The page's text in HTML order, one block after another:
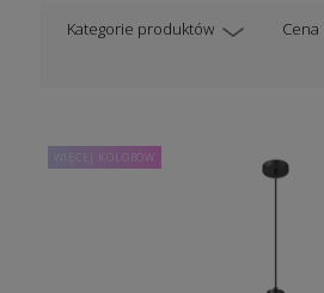
Kategorie produktów Cena
WIĘCEJ KOLORÓW